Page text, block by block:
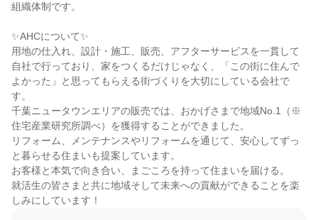
組織体制です。
✨AHCについて✨
用地の仕入れ、設計・施工、販売、アフターサービスを一貫して
自社で行っており、家をつくるだけじゃなく、「この街に住んで
よかった」と思ってもらえる街づくりを大切にしている会社で
す。
千葉ニュータウンエリアの販売では、おかげさまで地域No.1（※
住宅産業研究所調べ）を獲得することができました。
リフォーム、メンテナンスやリフォームを通じて、安心してずっ
と暮らせる住まいも提案しています。
お客様と本気で向き合い、まごころを持って住まいを届ける。
就活生の皆さまと共に地域そして未来への貢献ができることを楽
しみにしています！